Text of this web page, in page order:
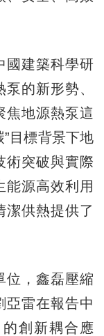
建築科學研
的新形勢、
焦地源熱泵這
目標背景下地
術突破與實際
能源高效利用
潔供熱提供了
，鑫磊壓縮
亞雷在報告中
創新耦合應